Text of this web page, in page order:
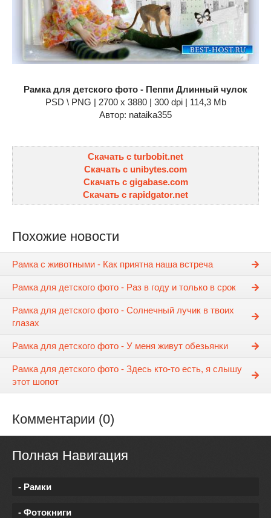
Рамка для детского фото - Пеппи Длинный чулок
PSD \ PNG | 2700 x 3880 | 300 dpi | 114,3 Mb
Автор: nataika355
Скачать с turbobit.net
Скачать с unibytes.com
Скачать с gigabase.com
Скачать с rapidgator.net
Похожие новости
Рамка с животными - Как приятна наша встреча
Рамка для детского фото - Раз в году и только в срок
Рамка для детского фото - Солнечный лучик в твоих
глазах
Рамка для детского фото - У меня живут обезьянки
Рамка для детского фото - Здесь кто-то есть, я слышу
этот шопот
Комментарии (0)
Полная Навигация
- Рамки
- Фотокниги